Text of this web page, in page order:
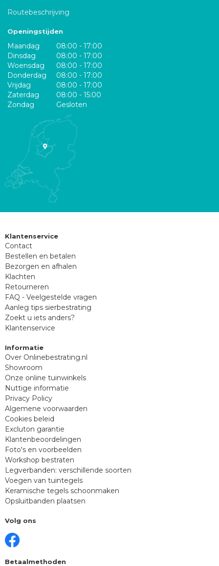
Routebeschrijving
Openingstijden
Maandag
08:00 - 17:00
Dinsdag
08:00 - 17:00
Woensdag
08:00 - 17:00
Donderdag
08:00 - 17:00
Vrijdag
08:00 - 17:00
Zaterdag
08:00 - 15:00
Zondag
Gesloten
Klantenservice
Contact
Bestellen en betalen
Bezorgen en afhalen
Klachten
Retourneren
FAQ - Veelgestelde vragen
Aanleg tips sierbestrating
Zoekt u iets anders?
Klantenservice
Informatie
Over Onlinebestrating.nl
Showroom
Onze online tuinwinkels
Nuttige informatie
Privacy Policy
Algemene voorwaarden
Cookies beleid
Excluton garantie
Klantenbeoordelingen
Foto's en voorbeelden
Workshop bestraten
Legverbanden: verschillende soorten
Voegen van tuintegels
Keramische tegels schoonmaken
Opsluitbanden plaatsen
Volg ons
Betaalmethoden